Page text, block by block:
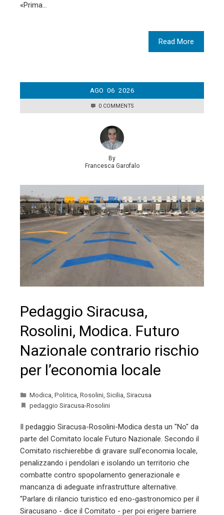
«Prima…
Read More
AGO 06 2026
0 COMMENTS
By
Francesca Garofalo
Pedaggio Siracusa,
Rosolini, Modica. Futuro
Nazionale contrario rischio
per l’economia locale
Modica Politica Rosolini Sicilia Siracusa
pedaggio Siracusa-Rosolini
Il pedaggio Siracusa-Rosolini-Modica desta un "No" da
parte del Comitato locale Futuro Nazionale. Secondo il
Comitato rischierebbe di gravare sull'economia locale,
penalizzando i pendolari e isolando un territorio che
combatte contro spopolamento generazionale e
mancanza di adeguate infrastrutture alternative.
"Parlare di rilancio turistico ed eno-gastronomico per il
Siracusano - dice il Comitato - per poi erigere barriere